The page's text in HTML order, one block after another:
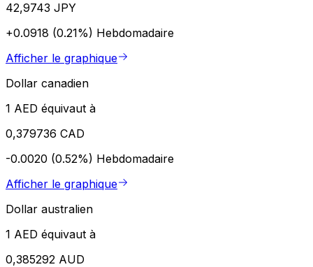
42,9743 JPY
+0.0918 (0.21%) Hebdomadaire
Afficher le graphique
Dollar canadien
1 AED équivaut à
0,379736 CAD
-0.0020 (0.52%) Hebdomadaire
Afficher le graphique
Dollar australien
1 AED équivaut à
0,385292 AUD